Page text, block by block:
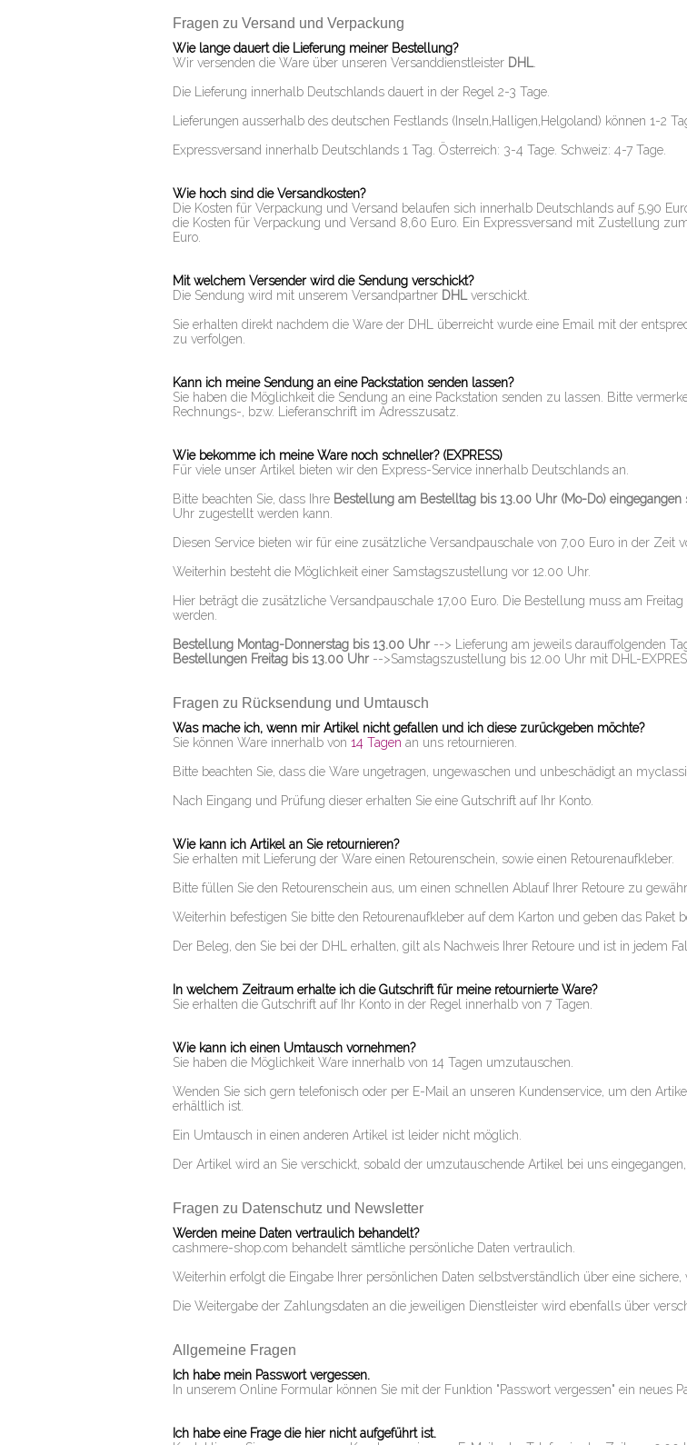
Fragen zu Versand und Verpackung
Wie lange dauert die Lieferung meiner Bestellung?
Wir versenden die Ware über unseren Versanddienstleister DHL
Die Lieferung innerhalb Deutschlands dauert in der Regel 2-3 Tage.
Lieferungen ausserhalb des deutschen Festlands (Inseln,Halligen,Helgoland) können 1-2
Expressversand innerhalb Deutschlands 1 Tag. Österreich: 3-4 Tage. Schweiz: 4-7 Tage.
Wie hoch sind die Versandkosten?
Die Kosten für Verpackung und Versand belaufen sich innerhalb Deutschlands auf 5,90
die Kosten für Verpackung und Versand 8,60 Euro. Ein Expressversand mit Zustellung
Euro.
Mit welchem Versender wird die Sendung verschickt?
Die Sendung wird mit unserem Versandpartner DHL verschickt.
Sie erhalten direkt nachdem die Ware der DHL überreicht wurde eine Email mit der
zu verfolgen.
Kann ich meine Sendung an eine Packstation senden lassen?
Sie haben die Möglichkeit die Sendung an eine Packstation senden zu lassen. Bitte
Rechnungs-, bzw. Lieferanschrift im Adresszusatz.
Wie bekomme ich meine Ware noch schneller? (EXPRESS)
Für viele unser Artikel bieten wir den Express-Service innerhalb Deutschlands an.
Bitte beachten Sie, dass Ihre Bestellung am Bestelltag bis 13.00 Uhr (Mo-Do) eingegangen
Uhr zugestellt werden kann.
Diesen Service bieten wir für eine zusätzliche Versandpauschale von 7,00 Euro in der Zeit
Weiterhin besteht die Möglichkeit einer Samstagszustellung vor 12.00 Uhr.
Hier beträgt die zusätzliche Versandpauschale 17,00 Euro. Die Bestellung muss am
werden.
Bestellung Montag-Donnerstag bis 13.00 Uhr --> Lieferung am jeweils darauffolgenden
Bestellungen Freitag bis 13.00 Uhr -->Samstagszustellung bis 12.00 Uhr mit DHL-
Fragen zu Rücksendung und Umtausch
Was mache ich, wenn mir Artikel nicht gefallen und ich diese zurückgeben möchte?
Sie können Ware innerhalb von 14 Tagen an uns retournieren.
Bitte beachten Sie, dass die Ware ungetragen, ungewaschen und unbeschädigt an
Nach Eingang und Prüfung dieser erhalten Sie eine Gutschrift auf Ihr Konto.
Wie kann ich Artikel an Sie retournieren?
Sie erhalten mit Lieferung der Ware einen Retourenschein, sowie einen Retourenaufkleber.
Bitte füllen Sie den Retourenschein aus, um einen schnellen Ablauf Ihrer Retoure zu
Weiterhin befestigen Sie bitte den Retourenaufkleber auf dem Karton und geben das Paket
Der Beleg, den Sie bei der DHL erhalten, gilt als Nachweis Ihrer Retoure und ist in jedem
In welchem Zeitraum erhalte ich die Gutschrift für meine retournierte Ware?
Sie erhalten die Gutschrift auf Ihr Konto in der Regel innerhalb von 7 Tagen.
Wie kann ich einen Umtausch vornehmen?
Sie haben die Möglichkeit Ware innerhalb von 14 Tagen umzutauschen.
Wenden Sie sich gern telefonisch oder per E-Mail an unseren Kundenservice, um den
erhältlich ist.
Ein Umtausch in einen anderen Artikel ist leider nicht möglich.
Der Artikel wird an Sie verschickt, sobald der umzutauschende Artikel bei uns
Fragen zu Datenschutz und Newsletter
Werden meine Daten vertraulich behandelt?
cashmere-shop.com behandelt sämtliche persönliche Daten vertraulich.
Weiterhin erfolgt die Eingabe Ihrer persönlichen Daten selbstverständlich über eine sichere,
Die Weitergabe der Zahlungsdaten an die jeweiligen Dienstleister wird ebenfalls über
Allgemeine Fragen
Ich habe mein Passwort vergessen.
In unserem Online Formular können Sie mit der Funktion "Passwort vergessen" ein neues
Ich habe eine Frage die hier nicht aufgeführt ist.